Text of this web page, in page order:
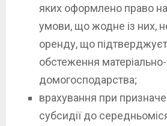
яких оформлено право
умови, що жодне із них,
оренду, що
обстеження
домогосподарства;
врахування при
субсидії до